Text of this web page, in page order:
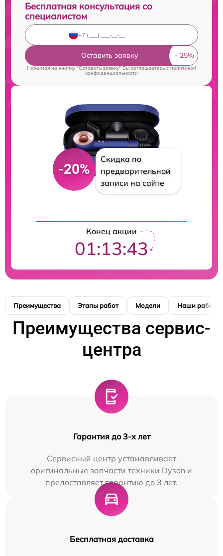
Бесплатная консультация со
специалистом
Оставить заявку
Нажимая на кнопку "Оставить заявку" Вы соглашаетесь cполитикой
конфиденциальности
-20%
Скидка по
предварительной
записи на сайте
Конец акции
01:13:42
Преимущества Этапы работ Модели Наши работы
Преимущества сервис-
центра
Гарантия до 3-х лет
Сервисный центр устанавливает
оригинальные запчасти техники Dyson и
предоставляет гарантию до 3 лет.
Бесплатная доставка